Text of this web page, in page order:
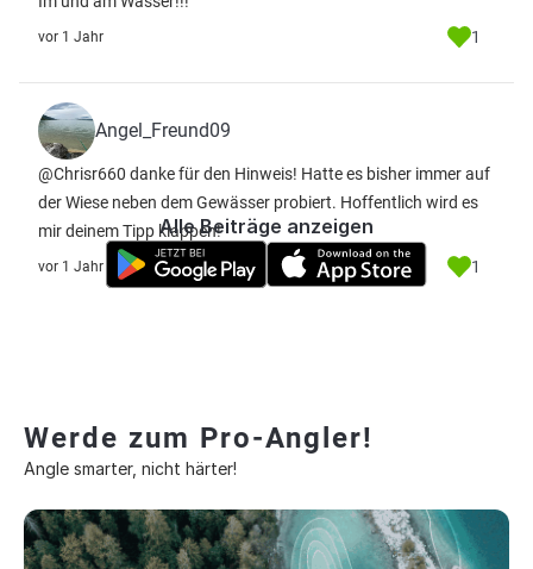
vor 1 Jahr 1
Angel_Freund09
@Chrisr660 danke für den Hinweis! Hatte es bisher immer auf
der Wiese neben dem Gewässer probiert. Hoffentlich wird es
mir deinem Tipp klappen!
vor 1 Jahr 1
Alle Beiträge anzeigen
Werde zum Pro-Angler!
Angle smarter, nicht härter!